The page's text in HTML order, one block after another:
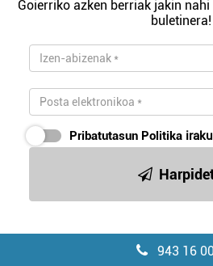
Goierriko azken berriak jakin
buletinera!
Pribatutasun Politika
943 16